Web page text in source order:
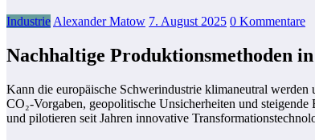
Industrie Alexander Matow 7. August 2025 0 Kommentare
Nachhaltige Produktionsmethoden
Kann die europäische Schwerindustrie klimaneutral
CO₂-Vorgaben, geopolitische Unsicherheiten und
und pilotieren seit Jahren innovative